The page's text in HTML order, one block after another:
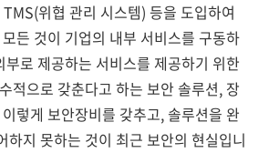
위협 관리 시스템) 등을 도입하여
든 것이 기업의 내부 서비스를 구동하
부로 제공하는 서비스를 제공하기 위한
적으로 갖춘다고 하는 보안 솔루션, 장
렇게 보안장비를 갖추고, 솔루션을 완
하지 못하는 것이 최근 보안의 현실입니